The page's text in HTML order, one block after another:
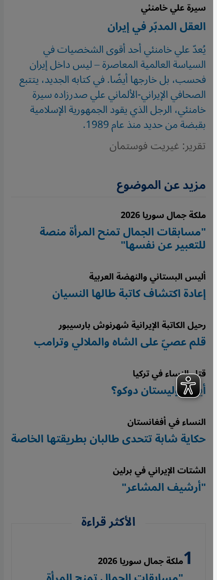
سيرة علي خامنئي
العقل المدبّر في إيران
يُعدّ علي خامنئي أحد أقوى الشخصيات في
السياسة العالمية المعاصرة – ليس داخل إيران
فحسب، بل خارجها أيضًا. في كتابه الجديد، يتتبع
الصحافي الإيراني-الألماني علي صدرزاده سيرة
خامنئي، الرجل الذي يقود الجمهورية الإسلامية
بقبضة من حديد منذ عام 1989.
تقرير: غيريت فوستمان
مزيد عن الموضوع
ملكة جمال سوريا 2026
"مسابقات الجمال تمنح المرأة منصة
للتعبير عن نفسها"
أليس البستاني والنهضة العربية
إعادة اكتشاف كاتبة طالها النسيان
رحيل الكاتبة الإيرانية شهرنوش بارسيبور
قلم عصيّ على الشاه والملالي وترامب
قتل النساء في تركيا
أين جوليستان دوكو؟
النساء في أفغانستان
حكاية شابة تتحدى طالبان بطريقتها الخاصة
الشتات الإيراني في برلين
"أرشيف المشاعر"
الأكثر قراءة
ملكة جمال سوريا 2026